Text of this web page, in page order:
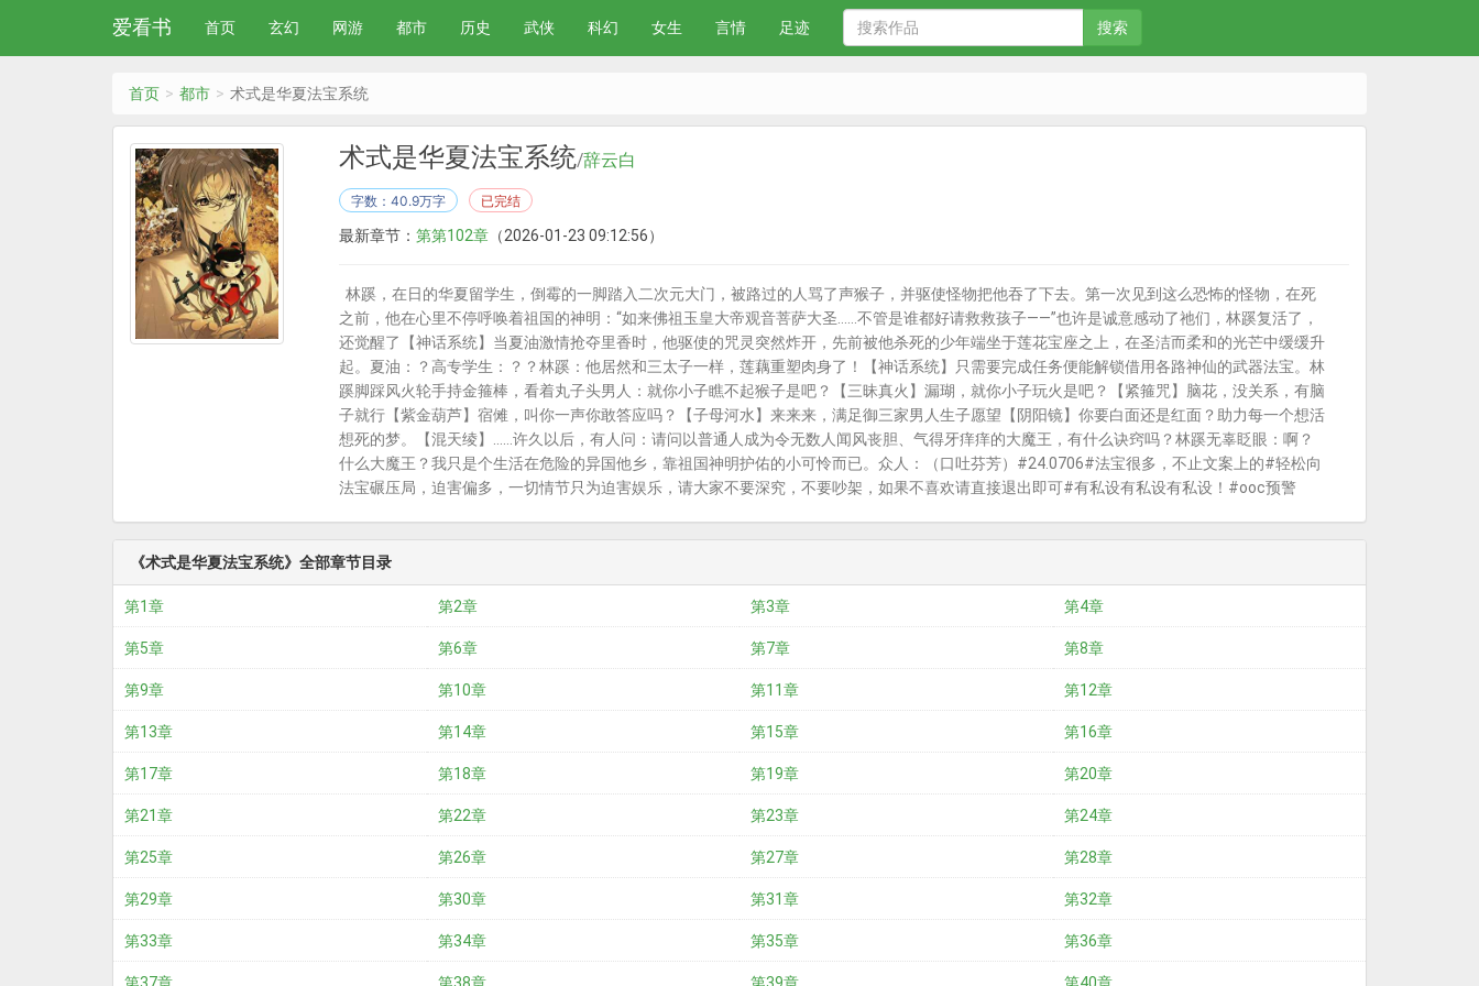
爱看书 首页 玄幻 网游 都市 历史 武侠 科幻 女生 言情 足迹 搜索
首页 都市 术式是华夏法宝系统
术式是华夏法宝系统/辞云白
字数：40.9万字 已完结
最新章节： 第第102章（2026-01-23 09:12:56）
林蹊，在日的华夏留学生，倒霉的一脚踏入二次元大门，被路过的人骂了声猴子，并驱使怪物把他吞了下去。第一次见到这么恐怖的怪物，在死
之前，他在心里不停呼唤着祖国的神明：“如来佛祖玉皇大帝观音菩萨大圣……不管是谁都好请救救孩子——”也许是诚意感动了祂们，林蹊复活了，
还觉醒了【神话系统】当夏油激情抢夺里香时，他驱使的咒灵突然炸开，先前被他杀死的少年端坐于莲花宝座之上，在圣洁而柔和的光芒中缓缓升
起。夏油：？高专学生：？？林蹊：他居然和三太子一样，莲藕重塑肉身了！【神话系统】只需要完成任务便能解锁借用各路神仙的武器法宝。林
蹊脚踩风火轮手持金箍棒，看着丸子头男人：就你小子瞧不起猴子是吧？【三昧真火】漏瑚，就你小子玩火是吧？【紧箍咒】脑花，没关系，有脑
子就行【紫金葫芦】宿傩，叫你一声你敢答应吗？【子母河水】来来来，满足御三家男人生子愿望【阴阳镜】你要白面还是红面？助力每一个想活
想死的梦。【混天绫】……许久以后，有人问：请问以普通人成为令无数人闻风丧胆、气得牙痒痒的大魔王，有什么诀窍吗？林蹊无辜眨眼：啊？
什么大魔王？我只是个生活在危险的异国他乡，靠祖国神明护佑的小可怜而已。众人：（口吐芬芳）#24.0706#法宝很多，不止文案上的#轻松向
法宝碾压局，迫害偏多，一切情节只为迫害娱乐，请大家不要深究，不要吵架，如果不喜欢请直接退出即可#有私设有私设有私设！#ooc预警
《术式是华夏法宝系统》全部章节目录
第1章 第2章 第3章 第4章
第5章 第6章 第7章 第8章
第9章 第10章 第11章 第12章
第13章 第14章 第15章 第16章
第17章 第18章 第19章 第20章
第21章 第22章 第23章 第24章
第25章 第26章 第27章 第28章
第29章 第30章 第31章 第32章
第33章 第34章 第35章 第36章